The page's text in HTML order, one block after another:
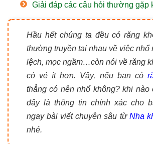
Giải đáp các câu hỏi thường gặp
Hầu hết chúng ta đều có răng
thường truyền tai nhau về việc nhổ
lệch, mọc ngầm…còn nói về răng
có vẻ ít hơn. Vậy, nếu bạn có
thẳng có nên nhổ không? khi nào
đây là thông tin chính xác cho
ngay bài viết chuyên sâu từNha
nhé.